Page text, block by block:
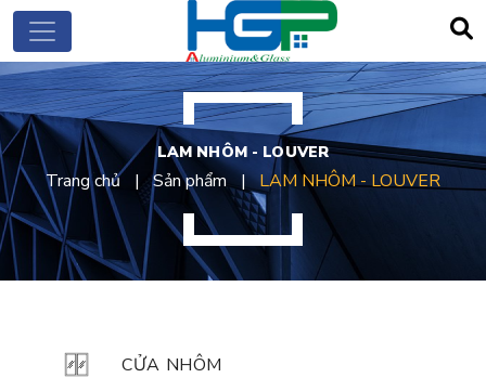
LAM NHÔM - LOUVER
Trang chủ Sản phẩm LAM NHÔM - LOUVER
CỬA NHÔM